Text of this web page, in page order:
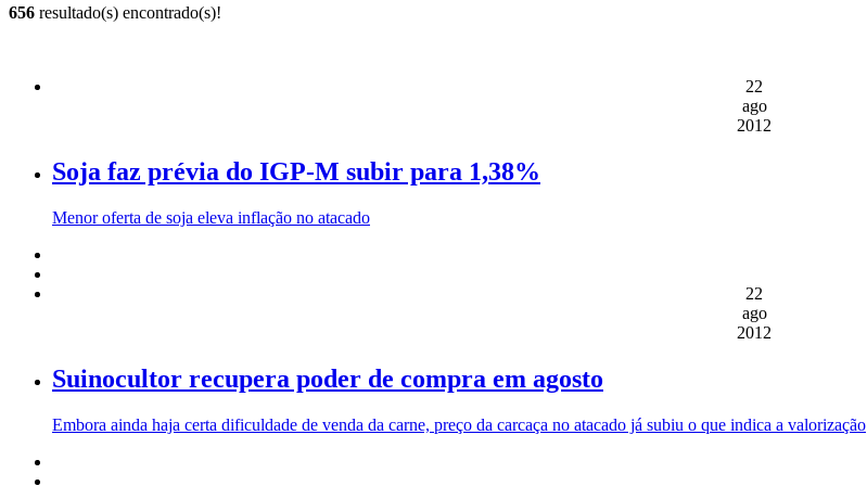
656 resultado(s) encontrado(s)!
22
ago
2012
Soja faz prévia do IGP-M subir para 1,38%
Menor oferta de soja eleva inflação no atacado
22
ago
2012
Suinocultor recupera poder de compra em agosto
Embora ainda haja certa dificuldade de venda da carne, preço da carcaça no atacado já subiu o que indica a valorização